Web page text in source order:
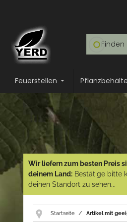
Feuerstellen
Wir liefern zum besten Preis
deinem Land: Bestätige bitte
deinen Standort zu sehen...
Startseite Artikel mit